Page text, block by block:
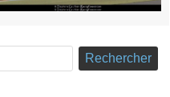
Rechercher